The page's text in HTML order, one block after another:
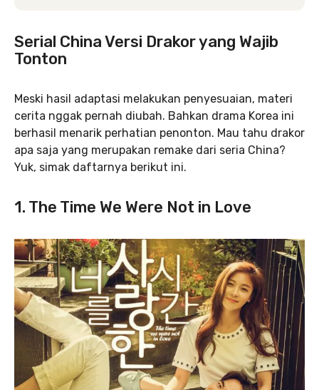
Serial China Versi Drakor yang Wajib
Tonton
Meski hasil adaptasi melakukan penyesuaian, materi
cerita nggak pernah diubah. Bahkan drama Korea ini
berhasil menarik perhatian penonton. Mau tahu drakor
apa saja yang merupakan remake dari seria China?
Yuk, simak daftarnya berikut ini.
1. The Time We Were Not in Love